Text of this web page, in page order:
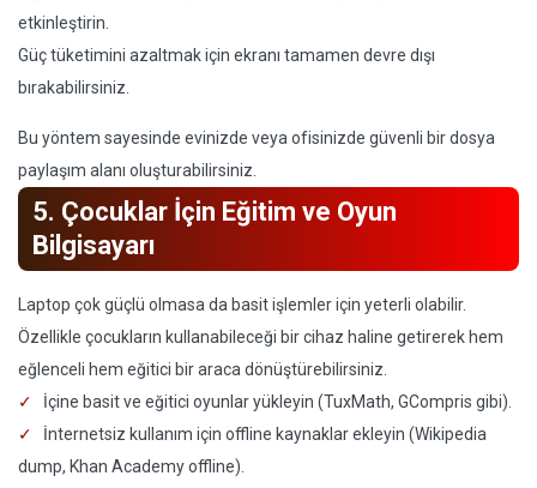
etkinleştirin.
Güç tüketimini azaltmak için ekranı tamamen devre dışı
bırakabilirsiniz.
Bu yöntem sayesinde evinizde veya ofisinizde güvenli bir dosya
paylaşım alanı oluşturabilirsiniz.
5. Çocuklar İçin Eğitim ve Oyun
Bilgisayarı
Laptop çok güçlü olmasa da basit işlemler için yeterli olabilir.
Özellikle çocukların kullanabileceği bir cihaz haline getirerek hem
eğlenceli hem eğitici bir araca dönüştürebilirsiniz.
İçine basit ve eğitici oyunlar yükleyin (TuxMath, GCompris gibi).
İnternetsiz kullanım için offline kaynaklar ekleyin (Wikipedia
dump, Khan Academy offline).